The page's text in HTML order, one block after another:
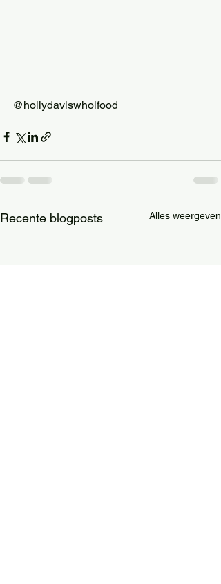
@hollydaviswholfood
Recente blogposts Alles weergeven